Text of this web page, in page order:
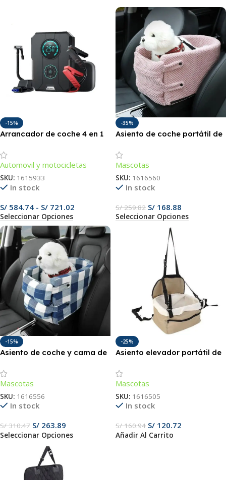
-15%
Arrancador de coche 4 en 1
portátil, batería externa e
iluminación de emergencia.
Automovil y motocicletas
SKU: 1615933
In stock
S/ 584.74 - S/ 721.02
Seleccionar Opciones
-35%
Asiento de coche portátil de
de viaje segura y lavable
para perros y gatos
pequeños
Mascotas
SKU: 1616560
In stock
S/259.82 S/ 168.88
Seleccionar Opciones
-15%
Asiento de coche y cama de
perros.
Mascotas
SKU: 1616556
In stock
S/310.47 S/ 263.89
Seleccionar Opciones
-25%
Asiento elevador portátil de
correa de seguridad y
compartimento de
almacenamiento.
Mascotas
SKU: 1616505
In stock
S/160.94 S/ 120.72
Añadir Al Carrito